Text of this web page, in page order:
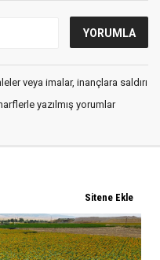
veya imalar, inançlara saldırı
yazılmış yorumlar